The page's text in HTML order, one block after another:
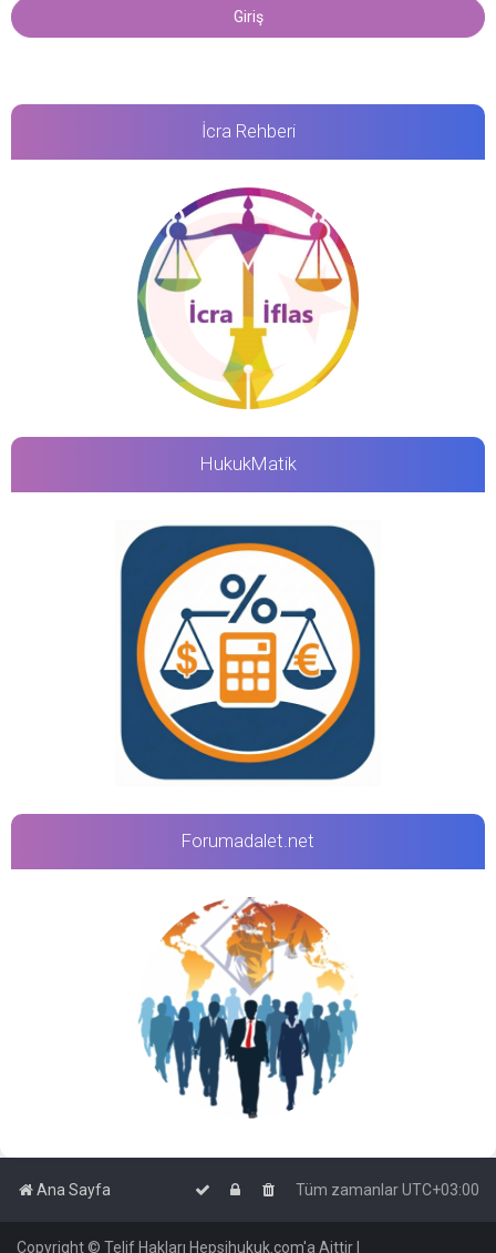
İcra Rehberi
HukukMatik
Forumadalet.net
Ana Sayfa Tüm zamanlarUTC+03:00
Copyright © Telif Hakları Hepsihukuk.com'a Aittir |